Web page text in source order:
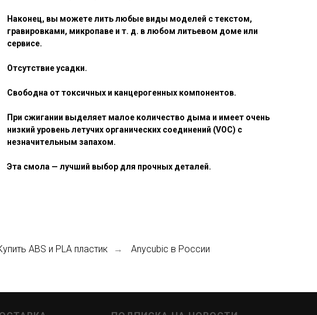
Наконец, вы можете лить любые виды моделей с текстом,
гравировками, микропаве и т. д. в любом литьевом доме или
сервисе.
Отсутствие усадки.
Свободна от токсичных и канцерогенных компонентов.
При сжигании выделяет малое количество дыма и имеет очень
низкий уровень летучих органических соединений (VOC) с
незначительным запахом.
Эта смола — лучший выбор для прочных деталей.
ABS и PLA пластик → Anycubic в России